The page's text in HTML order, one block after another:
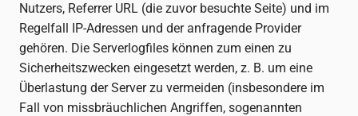
Nutzers, Referrer URL (die zuvor besuchte Seite) und im
Regelfall IP-Adressen und der anfragende Provider
gehören. Die Serverlogfiles können zum einen zu
Sicherheitszwecken eingesetzt werden, z. B. um eine
Überlastung der Server zu vermeiden (insbesondere im
Fall von missbräuchlichen Angriffen, sogenannten